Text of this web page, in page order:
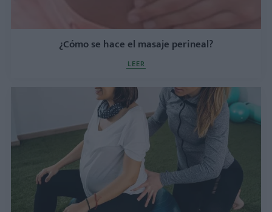
¿Cómo se hace el masaje perineal?
LEER